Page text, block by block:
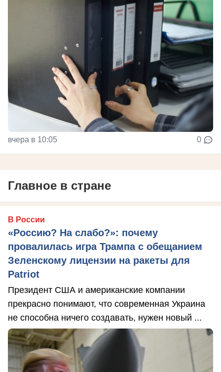
вчера в 10:05 0
Главное в стране
В России
«Россию? На слабо?»: почему
провалилась игра Трампа с обещанием
Зеленскому лицензии на ракеты для
Patriot
Президент США и американские компании
прекрасно понимают, что современная Украина
не способна ничего создавать, нужен новый ...